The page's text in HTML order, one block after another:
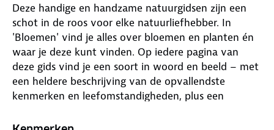
Deze handige en handzame natuurgidsen zijn een
schot in de roos voor elke natuurliefhebber. In
'Bloemen' vind je alles over bloemen en planten én
waar je deze kunt vinden. Op iedere pagina van
deze gids vind je een soort in woord en beeld – met
een heldere beschrijving van de opvallendste
kenmerken en leefomstandigheden, plus een